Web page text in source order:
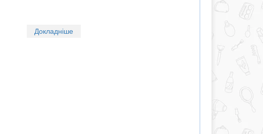
Докладніше